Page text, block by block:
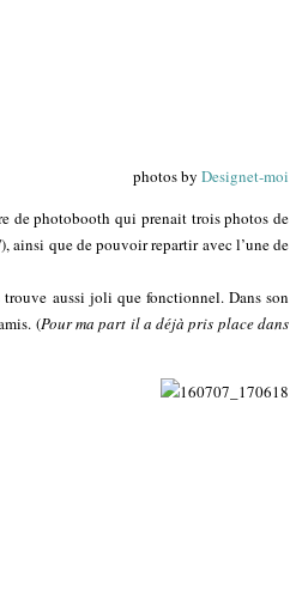
photos by Designet-moi
de photobooth qui prenait trois photos de
), ainsi que de pouvoir repartir avec l’une de
aussi joli que fonctionnel. Dans son
(Pour ma part il a déjà pris place dans